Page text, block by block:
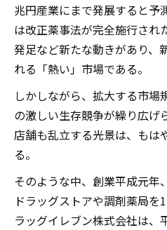
兆円産業にまで発展すると予
は改正薬事法が完全施行され
発足など新たな動きがあり、
れる「熱い」市場である。
しかしながら、拡大する市場
の激しい生存競争が繰り広げ
店舗も乱立する光景は、もは
る。
そのような中、創業平成元年
ドラッグストアや調剤薬局を
ラッグイレブン株式会社は、